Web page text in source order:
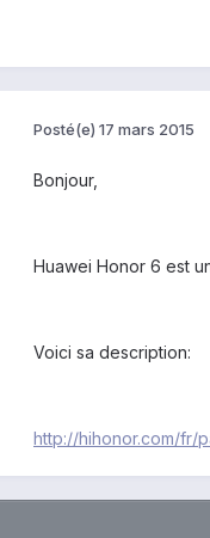
Posté(e) 17 mars 2015
Bonjour,
Huawei Honor 6 est
Voici sa description:
http://hihonor.com/fr/